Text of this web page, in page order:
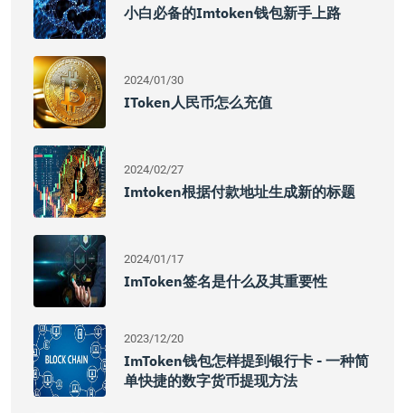
小白必备的imtoken钱包新手上路
2024/01/30
IToken人民币怎么充值
2024/02/27
Imtoken根据付款地址生成新的标题
2024/01/17
ImToken签名是什么及其重要性
2023/12/20
ImToken钱包怎样提到银行卡 - 一种简
单快捷的数字货币提现方法